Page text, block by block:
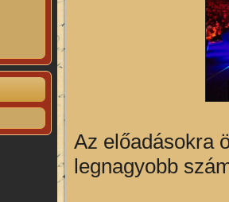
Az előadásokra
legnagyobb